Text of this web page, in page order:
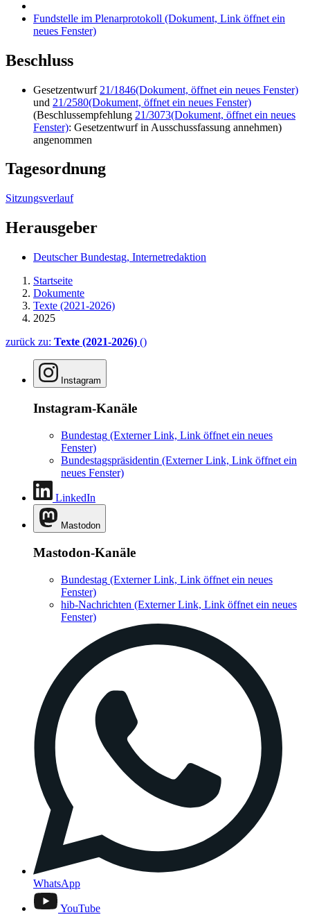
Fundstelle im Plenarprotokoll (Dokument, Link öffnet ein
neues Fenster)
Beschluss
Gesetzentwurf 21/1846(Dokument, öffnet ein neues Fenster)
und 21/2580(Dokument, öffnet ein neues Fenster)
(Beschlussempfehlung 21/3073(Dokument, öffnet ein neues
Fenster): Gesetzentwurf in Ausschussfassung annehmen)
angenommen
Tagesordnung
Sitzungsverlauf
Herausgeber
Deutscher Bundestag, Internetredaktion
Startseite
Dokumente
Texte (2021-2026)
2025
zurück zu: Texte (2021-2026) ()
Instagram
Instagram-Kanäle
Bundestag (Externer Link, Link öffnet ein neues
Fenster)
Bundestagspräsidentin (Externer Link, Link öffnet ein
neues Fenster)
LinkedIn
Mastodon
Mastodon-Kanäle
Bundestag (Externer Link, Link öffnet ein neues
Fenster)
hib-Nachrichten (Externer Link, Link öffnet ein neues
Fenster)
WhatsApp
YouTube